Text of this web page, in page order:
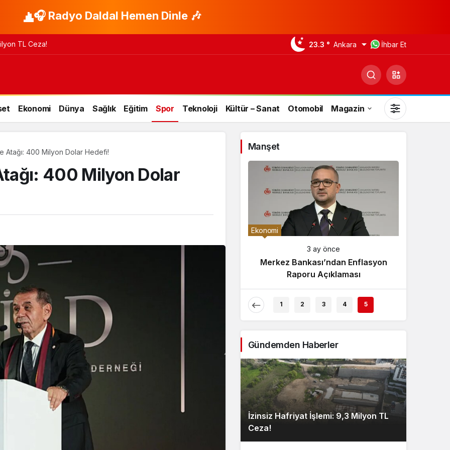
🎧 Radyo Daldal Hemen Dinle 🎶
TL Ceza! 23.3 ° Ankara İhbar Et
Ekonomi Dünya Sağlık Eğitim Spor Teknoloji Kültür – Sanat Otomobil Magazin
Gündüz Modu
Gündüz modunu seçin.
Gece Modu
Gece modunu seçin.
Sistem Modu
Sistem modunu seçin.
Atağı: 400 Milyon Dolar Hedefi!
400 Milyon Dolar
Manşet
Tartışması
Ekonomi
3 ay önce
Merkez Bankası’ndan Enflasyon
Raporu Açıklaması
1 2 3 4 5
Gündemden Haberler
İzinsiz Hafriyat İşlemi: 9,3 Milyon TL
Ceza!